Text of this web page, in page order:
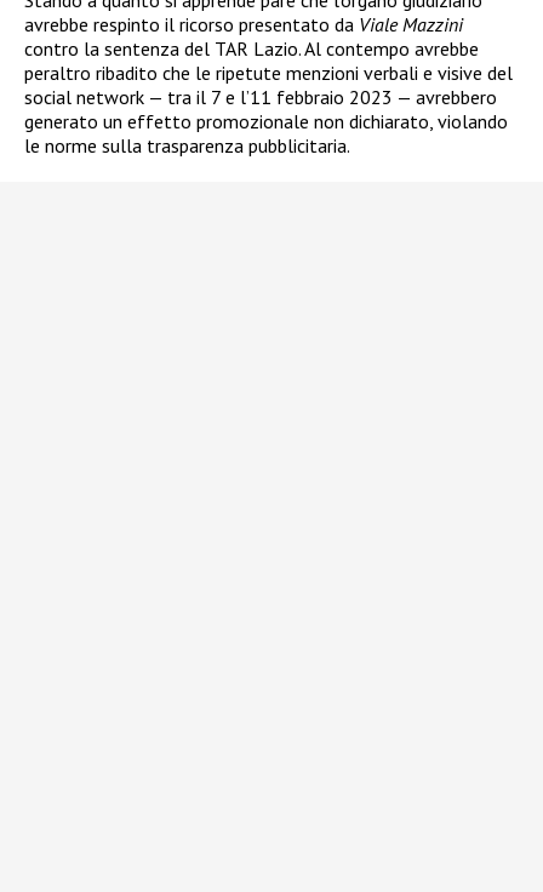
avrebbe respinto il ricorso presentato da Viale Mazzini
contro la sentenza del TAR Lazio. Al contempo avrebbe
peraltro ribadito che le ripetute menzioni verbali e visive del
social network — tra il 7 e l’11 febbraio 2023 — avrebbero
generato un effetto promozionale non dichiarato, violando
le norme sulla trasparenza pubblicitaria.